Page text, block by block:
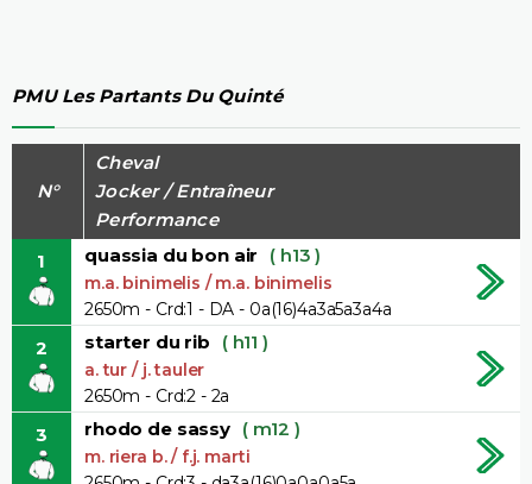
PMU Les Partants Du Quinté
N°
Cheval
Jocker / Entraîneur
Performance
1
quassia du bon air ( h13 )
m.a. binimelis / m.a. binimelis
2650m - Crd:1 - DA - 0a(16)4a3a5a3a4a
2 starter du rib ( h11 )
a. tur / j. tauler
2650m - Crd:2 - 2a
3 rhodo de sassy ( m12 )
m. riera b. / f.j. marti